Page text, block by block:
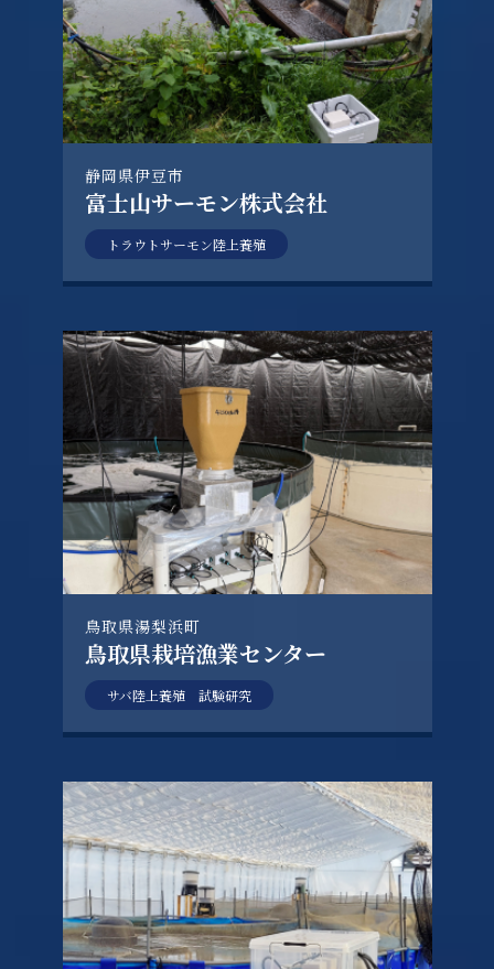
静岡県伊豆市
富士山サーモン株式会社
トラウトサーモン陸上養殖
鳥取県湯梨浜町
鳥取県栽培漁業センター
サバ陸上養殖 試験研究